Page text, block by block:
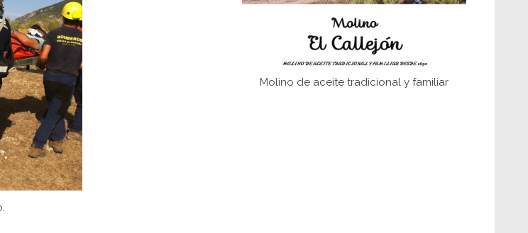
campo: del afán de saber a la
Historia y vivencias del poblado de Los
Molino de aceite tradicional y familiar